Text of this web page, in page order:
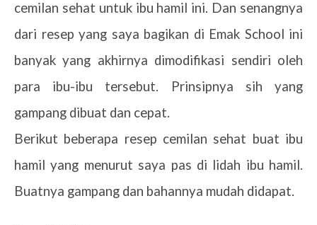
cemilan sehat untuk ibu hamil ini. Dan senangnya
dari resep yang saya bagikan di Emak School ini
banyak yang akhirnya dimodifikasi sendiri oleh
para ibu-ibu tersebut. Prinsipnya sih yang
gampang dibuat dan cepat.
Berikut beberapa resep cemilan sehat buat ibu
hamil yang menurut saya pas di lidah ibu hamil.
Buatnya gampang dan bahannya mudah didapat.